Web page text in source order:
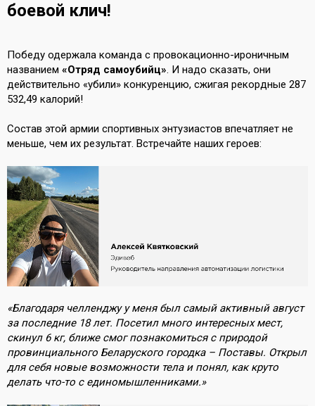
боевой клич!
Победу одержала команда с провокационно-ироничным
названием «Отряд самоубийц». И надо сказать, они
действительно «убили» конкуренцию, сжигая рекордные 287
532,49 калорий!
Состав этой армии спортивных энтузиастов впечатляет не
меньше, чем их результат. Встречайте наших героев:
«Благодаря челленджу у меня был самый активный август
за последние 18 лет. Посетил много интересных мест,
скинул 6 кг, ближе смог познакомиться с природой
провинциального Беларуского городка – Поставы. Открыл
для себя новые возможности тела и понял, как круто
делать что-то с единомышленниками.»